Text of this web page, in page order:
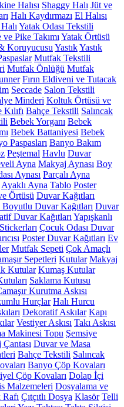
Halısı Shaggy Halı Jüt ve
Halı Kaydırmazı El Halısı
Yatak Odası Tekstili
ve Pike Takımı Yatak Örtüsü
Koruyucusu YastıkYastık
Mutfak Tekstili
Mutfak Önlüğü Mutfak
Fırın Eldiveni ve Tutacak
Seccade Salon Tekstili
Minderi Koltuk Örtüsü ve
Bahçe Tekstili Salıncak
Bebek Yorganı Bebek
Bebek Battaniyesi Bebek
Paspasları Banyo Bakım
Peştemal Havlu Duvar
Ayna Makyaj Aynası Boy
Aynası Parçalı Ayna
Ayaklı Ayna Tablo Poster
Örtüsü Duvar Kağıtları
Boyutlu Duvar Kağıtları Duvar
Duvar Kağıtları Yapışkanlı
Çocuk Odası Duvar
Poster Duvar Kağıtları Ev
Mutfak Sepeti Çok Amaçlı
Sepetleri Kutular Makyaj
Kutular Kumaş Kutular
Saklama Kutusu
Kurutma Askısı
Hurçlar Halı Hurcu
Dekoratif Askılar Kapı
Vestiyer Askısı Takı Askısı
Makinesi Topu Şemsiye
Duvar ve Masa
Bahçe Tekstili Salıncak
Banyo Çöp Kovaları
Çöp Kovaları Dolap İçi
Malzemeleri Dosyalama ve
Çıtçıtlı Dosya Klasör Telli